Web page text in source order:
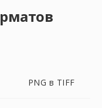
PNG в TIFF